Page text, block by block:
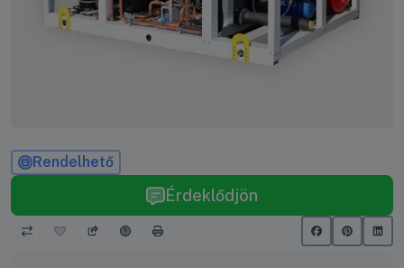
Rendelhető
Érdeklődjön